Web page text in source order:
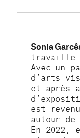
Sonia
travaille
Avec un
d’arts
et après
est
autour de
En 2022,